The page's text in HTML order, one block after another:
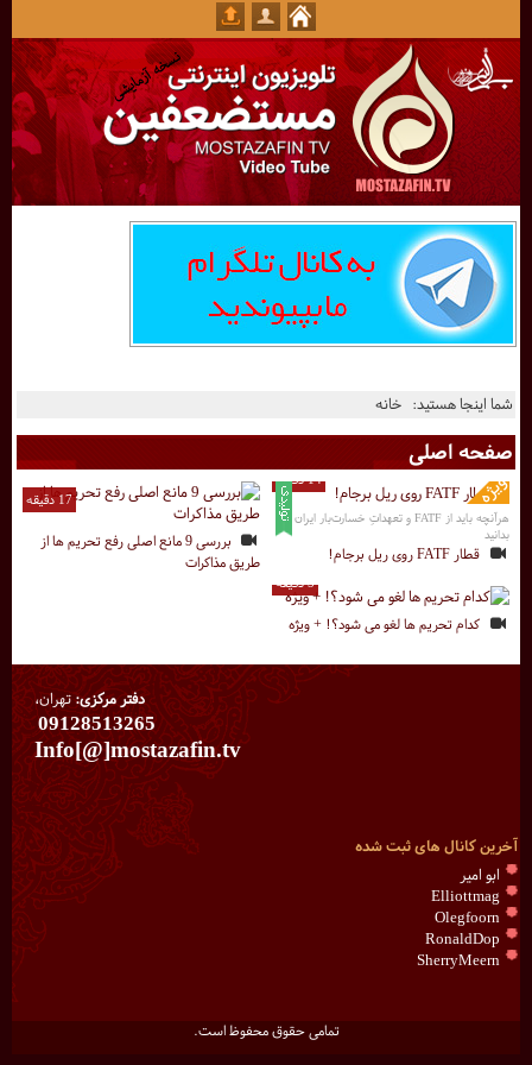
شما اینجا هستید:خانه
صفحه اصلی
14 دقیقه
هرآنچه باید از FATF و تعهداتِ خسارت‌بار ایران
بدانید
قطار FATF روی ریل برجام!
17 دقیقه
بررسی 9 مانع اصلی رفع تحریم ها از
طریق مذاکرات
5 دقیقه
کدام تحریم ها لغو می شود؟! + ویژه
دفتر مرکزی:تهران،
09128513265
Info[@]mostazafin.tv
آخرین کانال های ثبت شده
ابو امیر
Elliottmag
Olegfoorn
RonaldDop
SherryMeern
تمامی حقوق محفوظ است.